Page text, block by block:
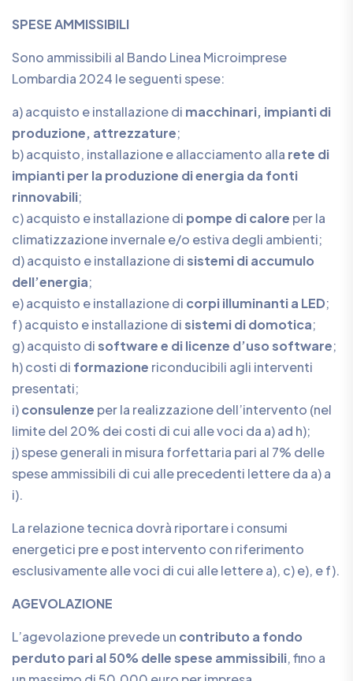
SPESE AMMISSIBILI
Sono ammissibili al Bando Linea Microimprese
Lombardia 2024 le seguenti spese:
a) acquisto e installazione di macchinari, impianti di
produzione, attrezzature;
b) acquisto, installazione e allacciamento alla rete di
impianti per la produzione di energia da fonti
rinnovabili;
c) acquisto e installazione di pompe di calore per la
climatizzazione invernale e/o estiva degli ambienti;
d) acquisto e installazione disistemi di accumulo
dell’energia;
e) acquisto e installazione di corpi illuminanti a LED;
f) acquisto e installazione disistemi di domotica;
g) acquisto disoftware e di licenze d’uso software;
h) costi di formazione riconducibili agli interventi
presentati;
i)consulenze per la realizzazione dell’intervento (nel
limite del 20% dei costi di cui alle voci da a) ad h);
j) spese generali in misura forfettaria pari al 7% delle
spese ammissibili di cui alle precedenti lettere da a) a
i).
La relazione tecnica dovrà riportare i consumi
energetici pre e post intervento con riferimento
esclusivamente alle voci di cui alle lettere a), c) e), e f).
AGEVOLAZIONE
L’agevolazione prevede un contributo a fondo
perduto pari al 50% delle spese ammissibili, fino a